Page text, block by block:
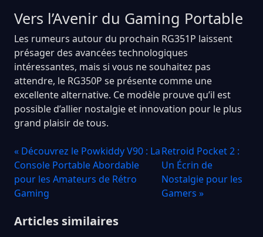
Vers l’Avenir du Gaming Portable
Les rumeurs autour du prochain RG351P laissent
présager des avancées technologiques
intéressantes, mais si vous ne souhaitez pas
attendre, le RG350P se présente comme une
excellente alternative. Ce modèle prouve qu’il est
possible d’allier nostalgie et innovation pour le plus
grand plaisir de tous.
« Découvrez le Powkiddy V90 : La
Console Portable Abordable
pour les Amateurs de Rétro
Gaming
Retroid Pocket 2 :
Un Écrin de
Nostalgie pour les
Gamers »
Articles similaires